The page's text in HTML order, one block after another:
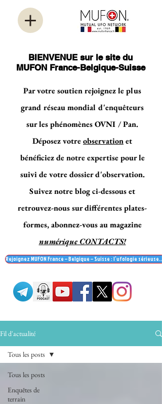
BIENVENUE sur le site du
MUFON France-Belgique-Suisse
Par votre soutien rejoignez le plus
grand réseau mondial d'enquêteurs
sur les phénomènes OVNI / Pan.
Déposez votreobservationet
bénéficiez de notre expertise pour le
suivi de votre dossier d'observation.
Suivez notre blog ci-dessous et
retrouvez-nous sur différentes plates-
formes, abonnez-vous au magazine
numérique CONTACTS!
Rejoignez MUFON France – Belgique – Suisse : l’ufologie
Fil d'actualité
Tous les posts
Enquêtes de
terrain
Tous les posts